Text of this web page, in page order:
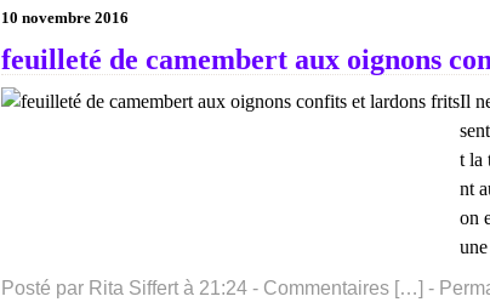
10 novembre 2016
feuilleté de camembert aux oignons
Il
t la
nt
on
Posté par Rita Siffert à 21:24 - Commentaires […] -